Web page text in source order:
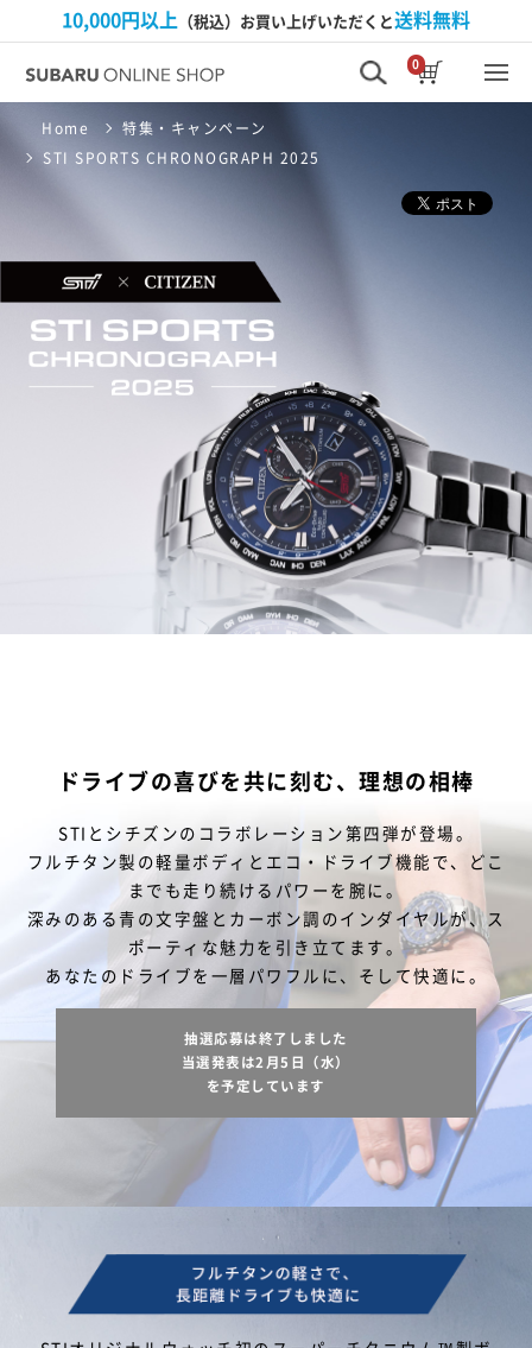
10,000円以上 （税込）お買い上げいただくと送料無料
0
Home 特集・キャンペーン
STI SPORTS CHRONOGRAPH 2025
ドライブの喜びを共に刻む、理想の相棒
STIとシチズンのコラボレーション第四弾が登場。
フルチタン製の軽量ボディとエコ・ドライブ機能で、どこ
までも走り続けるパワーを腕に。
深みのある青の文字盤とカーボン調のインダイヤルが、ス
ポーティな魅力を引き立てます。
あなたのドライブを一層パワフルに、そして快適に。
抽選応募は終了しました
当選発表は2月5日（水）
を予定しています